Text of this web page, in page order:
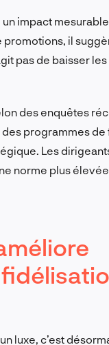
impact
il
pas de baisser les
des enquêtes
programmes de
Les
norme plus
luxe, c’est